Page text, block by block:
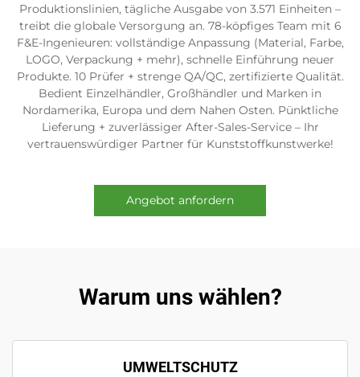
Produktionslinien, tägliche Ausgabe von 3.571 Einheiten –
treibt die globale Versorgung an. 78-köpfiges Team mit 6
F&E-Ingenieuren: vollständige Anpassung (Material, Farbe,
LOGO, Verpackung + mehr), schnelle Einführung neuer
Produkte. 10 Prüfer + strenge QA/QC, zertifizierte Qualität.
Bedient Einzelhändler, Großhändler und Marken in
Nordamerika, Europa und dem Nahen Osten. Pünktliche
Lieferung + zuverlässiger After-Sales-Service – Ihr
vertrauenswürdiger Partner für Kunststoffkunstwerke!
Angebot anfordern
Warum uns wählen?
UMWELTSCHUTZ